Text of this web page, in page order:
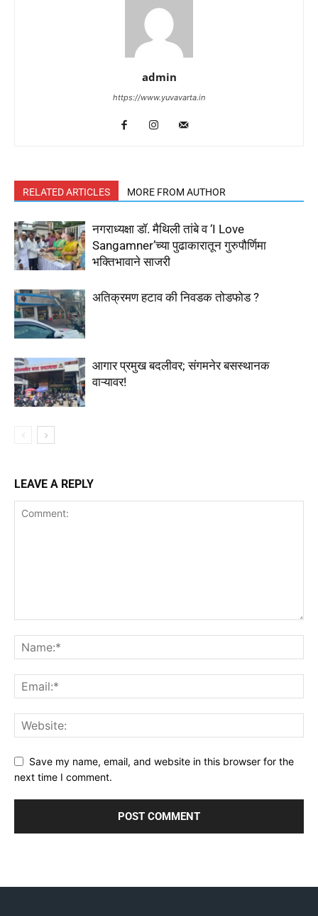
admin
https://www.yuvavarta.in
RELATED ARTICLES MORE FROM AUTHOR
नगराध्यक्षा डॉ. मैथिली तांबे व ‘I Love
Sangamner’च्या पुढाकारातून गुरुपौर्णिमा
भक्तिभावाने साजरी
अतिक्रमण हटाव की निवडक तोडफोड ?
आगार प्रमुख बदलीवर; संगमनेर बसस्थानक
वाऱ्यावर!
LEAVE A REPLY
Save my name, email, and website in this browser for the
next time I comment.